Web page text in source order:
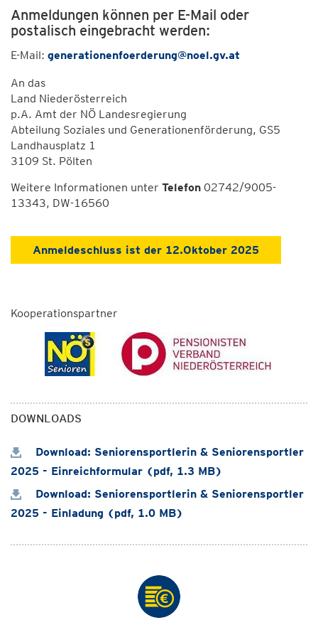
Anmeldungen können per E-Mail oder
postalisch eingebracht werden:
E-Mail: generationenfoerderung@noel.gv.at
An das
Land Niederösterreich
p.A. Amt der NÖ Landesregierung
Abteilung Soziales und Generationenförderung, GS5
Landhausplatz 1
3109 St. Pölten
Weitere Informationen unter Telefon 02742/9005-
13343, DW-16560
Anmeldeschluss ist der 12.Oktober 2025
Kooperationspartner
DOWNLOADS
Download: Seniorensportlerin & Seniorensportler
2025 - Einreichformular (pdf, 1.3 MB)
Download: Seniorensportlerin & Seniorensportler
2025 - Einladung (pdf, 1.0 MB)